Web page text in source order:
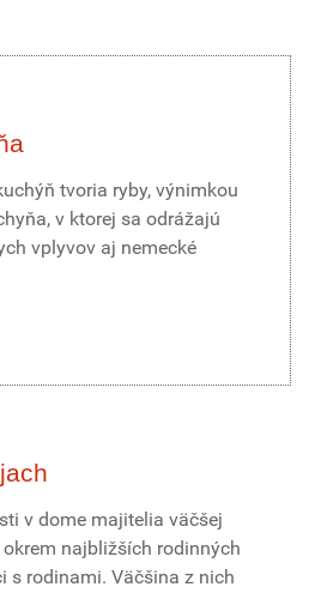
tvoria ryby, výnimkou
v ktorej sa odrážajú
vplyvov aj nemecké
v dome majitelia väčšej
najbližších rodinných
s rodinami. Väčšina z nich